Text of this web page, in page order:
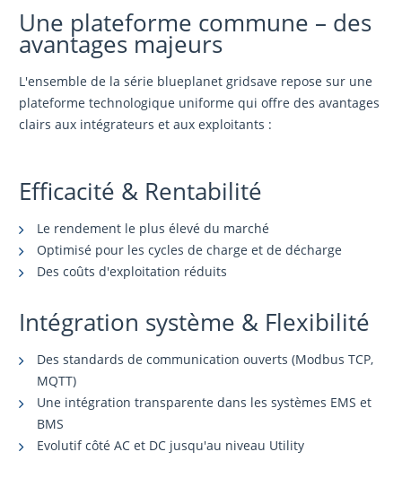
Une plateforme commune – des
avantages majeurs
L'ensemble de la série blueplanet gridsave repose sur une
plateforme technologique uniforme qui offre des avantages
clairs aux intégrateurs et aux exploitants :
Efficacité & Rentabilité
Le rendement le plus élevé du marché
Optimisé pour les cycles de charge et de décharge
Des coûts d'exploitation réduits
Intégration système & Flexibilité
Des standards de communication ouverts (Modbus TCP,
MQTT)
Une intégration transparente dans les systèmes EMS et
BMS
Evolutif côté AC et DC jusqu'au niveau Utility